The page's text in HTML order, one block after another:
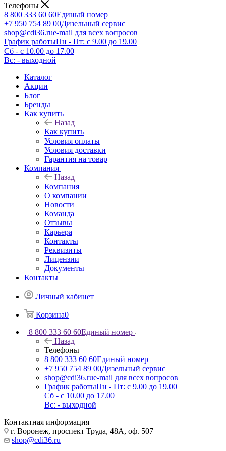
Телефоны
8 800 333 60 60Единый номер
+7 950 754 89 00Дизельный сервис
shop@cdi36.rue-mail для всех вопросов
График работыПн - Пт: с 9.00 до 19.00
Сб - с 10.00 до 17.00
Вс: - выходной
Каталог
Акции
Блог
Бренды
Как купить
Назад
Как купить
Условия оплаты
Условия доставки
Гарантия на товар
Компания
Назад
Компания
О компании
Новости
Команда
Отзывы
Карьера
Контакты
Реквизиты
Лицензии
Документы
Контакты
Личный кабинет
Корзина0
8 800 333 60 60Единый номер
Назад
Телефоны
8 800 333 60 60Единый номер
+7 950 754 89 00Дизельный сервис
shop@cdi36.rue-mail для всех вопросов
График работыПн - Пт: с 9.00 до 19.00
Сб - с 10.00 до 17.00
Вс: - выходной
Контактная информация
г. Воронеж, проспект Труда, 48А, оф. 507
shop@cdi36.ru